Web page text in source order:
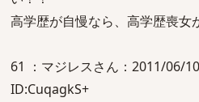
高学歴が自慢なら、高学歴喪女
61 ：マジレスさん：2011/06/
ID:CuqagkS+